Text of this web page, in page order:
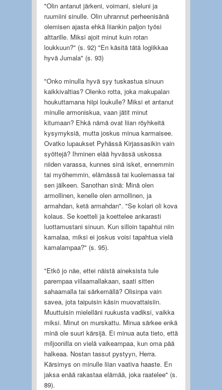
"Olin antanut järkeni, voimani, sieluni ja
ruumiini sinulle. Olin uhrannut perheenisänä
olemisen ajasta ehkä liiankin paljon työsi
alttarille. Miksi ajoit minut kuin rotan
loukkuun?" (s. 92) "En käsitä tätä logiikkaa
hyvä Jumala" (s. 93)
"Onko minulla hyvä syy tuskastua sinuun
kaikkivaltias? Olenko rotta, joka makupalan
houkuttamana hiipi loukulle? Miksi et antanut
minulle armoniskua, vaan jätit minut
kitumaan? Ehkä nämä ovat liian röyhkeitä
kysymyksiä, mutta joskus minua karmaisee.
Ovatko lupaukset Pyhässä Kirjassasikin vain
syöttejä? Ihminen elää hyvässä uskossa
niiden varassa, kunnes sinä isket, ennemmin
tai myöhemmin, elämässä tai kuolemassa tai
sen jälkeen. Sanothan sinä: Minä olen
armollinen, kenelle olen armollinen, ja
armahdan, ketä armahdan". "Se kolari oli kova
kolaus. Se koetteli ja koettelee ankarasti
luottamustani sinuun. Kun silloin tapahtui niin
kamalaa, miksi ei joskus voisi tapahtua vielä
kamalampaa?" (s. 95).
"Etkö jo näe, ettei näistä aineksista tule
parempaa viilaamallakaan, saati sitten
sahaamalla tai särkemällä? Olisinpa vain
savea, jota taipuisin käsin muovattaisiin.
Muuttuisin mielelläni ruukusta vadiksi, vaikka
miksi. Minut on murskattu. Minua särkee enkä
minä ole suuri kärsijä. Ei minua auta tieto, että
miljoonilla on vielä vaikeampaa, kun oma pää
halkeaa. Nostan tassut pystyyn, Herra.
Kärsimys on minulle liian vaativa haaste. En
jaksa enää rakastaa elämää, joka raatelee" (s.
89).